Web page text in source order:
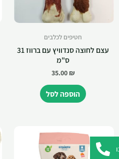
חטיפים לכלבים
עצם לחוצה סנדוויץ עם ברווז 31
ס"מ
35.00₪
הוספה לסל